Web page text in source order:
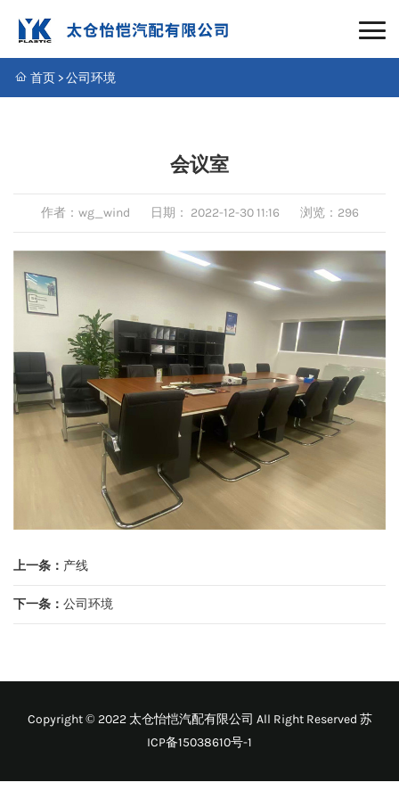
首页>公司环境
会议室
作者：wg_wind 日期： 2022-12-30 11:16 浏览：296
上一条： 产线
下一条： 公司环境
Copyright © 2022 太仓怡恺汽配有限公司 All Right Reserved 苏
ICP备15038610号-1